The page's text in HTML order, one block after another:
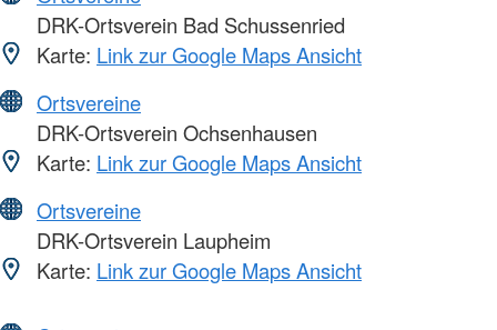
DRK-Ortsverein Bad Schussenried
Karte: Link zur Google Maps Ansicht
Ortsvereine
DRK-Ortsverein Ochsenhausen
Karte: Link zur Google Maps Ansicht
Ortsvereine
DRK-Ortsverein Laupheim
Karte: Link zur Google Maps Ansicht